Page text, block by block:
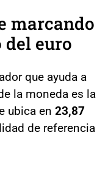
marcando
euro
que ayuda a
la moneda es la
ubica en 23,87
de referencia